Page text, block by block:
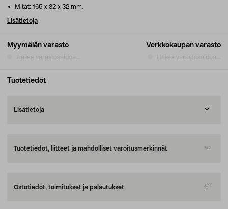
Myymälän varasto Verkkokaupan varasto
Mitat: 165 x 32 x 32 mm.
Lisätietoja
Tuotetiedot
Lisätietoja
Tuotetiedot, liitteet ja mahdolliset varoitusmerkinnät
Ostotiedot, toimitukset ja palautukset